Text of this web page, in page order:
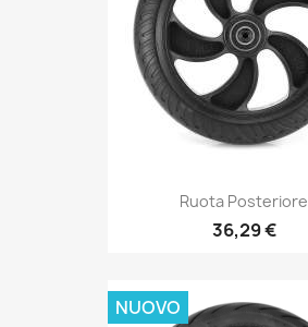
Ruota Posteriore
36,29 €
NUOVO